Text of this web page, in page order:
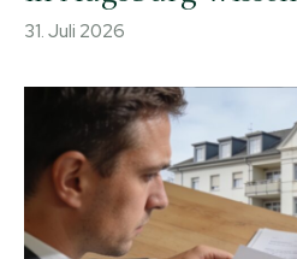
31. Juli 2026